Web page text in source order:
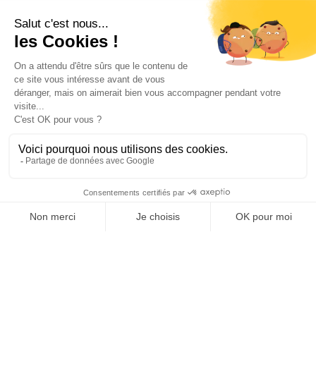
Su cuenta
Informations
